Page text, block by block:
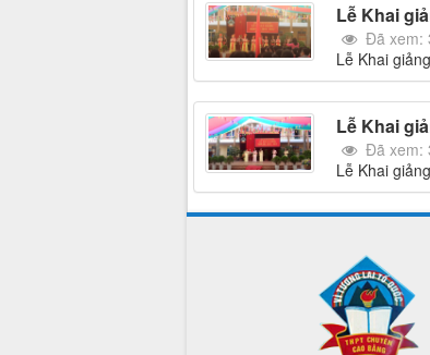
Lễ Khai
Đã xem:
Lễ Khai
Lễ Khai
Đã xem:
Lễ Khai